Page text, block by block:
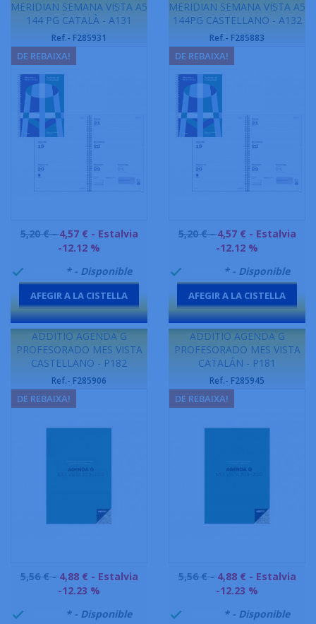
MERIDIAN SEMANA VISTA A5
144 PG CATALÀ - A131
Ref.- F285931
DE REBAIXA!
Preu
5,20 € -4,57 € - Estalvia
-12.12 %
 * - Disponible
AFEGIR A LA CISTELLA
-
MERIDIAN SEMANA VISTA A5
144PG CASTELLANO - A132
Ref.- F285883
DE REBAIXA!
Preu
5,20 € -4,57 € - Estalvia
-12.12 %
 * - Disponible
AFEGIR A LA CISTELLA
-
ADDITIO AGENDA G
PROFESORADO MES VISTA
CASTELLANO - P182
Ref.- F285906
DE REBAIXA!
Preu
5,56 € -4,88 € - Estalvia
-12.23 %
 * - Disponible
ADDITIO AGENDA G
PROFESORADO MES VISTA
CATALÁN - P181
Ref.- F285945
DE REBAIXA!
Preu
5,56 € -4,88 € - Estalvia
-12.23 %
 * - Disponible